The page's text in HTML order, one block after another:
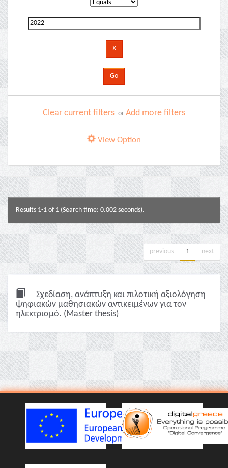
Clear current filters or Add more filters
View Option
Results 1-1 of 1 (Search time: 0.002 seconds).
previous 1 next
Σχεδίαση, ανάπτυξη και πιλοτική αξιολόγηση
ψηφιακών μαθησιακών αντικειμένων για τον
ηλεκτρισμό. (Master thesis)